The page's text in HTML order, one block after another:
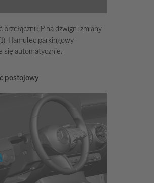
przełącznik P na dźwigni zmiany
Hamulec parkingowy
się automatycznie.
postojowy